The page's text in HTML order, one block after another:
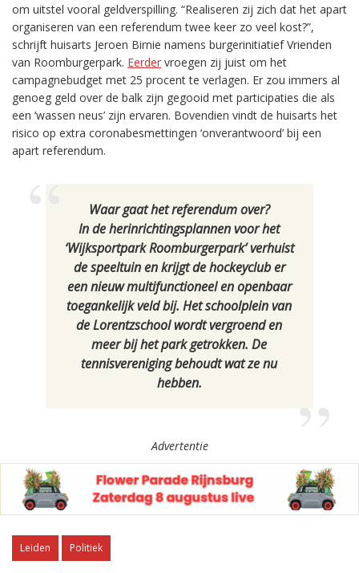
om uitstel vooral geldverspilling. “Realiseren zij zich dat het apart
organiseren van een referendum twee keer zo veel kost?”,
schrijft huisarts Jeroen Birnie namens burgerinitiatief Vrienden
van Roomburgerpark. Eerder vroegen zij juist om het
campagnebudget met 25 procent te verlagen. Er zou immers al
genoeg geld over de balk zijn gegooid met participaties die als
een ‘wassen neus’ zijn ervaren. Bovendien vindt de huisarts het
risico op extra coronabesmettingen ‘onverantwoord’ bij een
apart referendum.
Waar gaat het referendum over?
In de herinrichtingsplannen voor het
‘Wijksportpark Roomburgerpark’ verhuist
de speeltuin en krijgt de hockeyclub er
een nieuw multifunctioneel en openbaar
toegankelijk veld bij. Het schoolplein van
de Lorentzschool wordt vergroend en
meer bij het park getrokken. De
tennisvereniging behoudt wat ze nu
hebben.
Advertentie
Leiden Politiek